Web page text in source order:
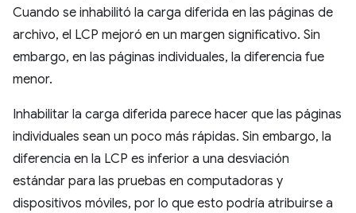
Cuando se inhabilitó la carga diferida en las páginas de
archivo, el LCP mejoró en un margen significativo. Sin
embargo, en las páginas individuales, la diferencia fue
menor.
Inhabilitar la carga diferida parece hacer que las páginas
individuales sean un poco más rápidas. Sin embargo, la
diferencia en la LCP es inferior a una desviación
estándar para las pruebas en computadoras y
dispositivos móviles, por lo que esto podría atribuirse a